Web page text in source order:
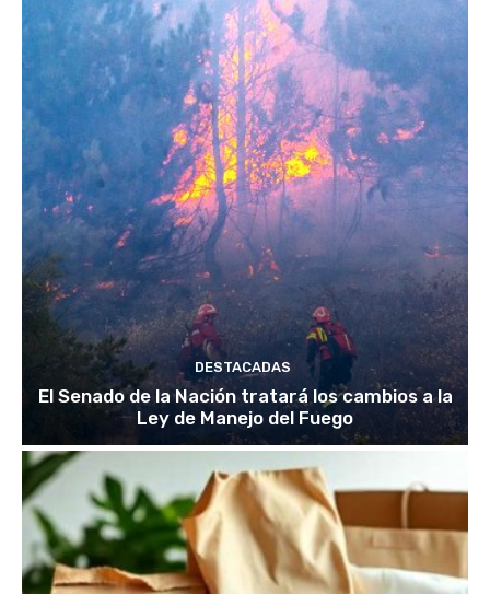
DESTACADAS
El Senado de la Nación tratará los cambios a la
Ley de Manejo del Fuego